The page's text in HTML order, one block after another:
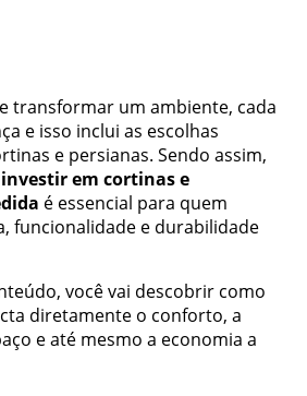
transformar um ambiente, cada
e isso inclui as escolhas
e persianas. Sendo assim,
em cortinas e
é essencial para quem
funcionalidade e durabilidade
você vai descobrir como
diretamente o conforto, a
e até mesmo a economia a